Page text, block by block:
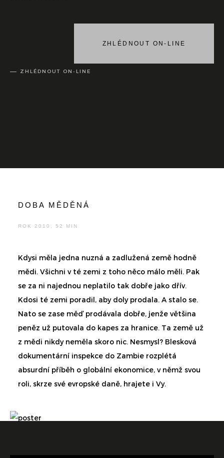
ZHLÉDNOUT ON-LINE
ZHLÉDNOUT ON-LINE
DOBA MĚDĚNÁ
ROK 2010, 52 MIN
Kdysi měla jedna nuzná a zadlužená země hodně
mědi. Všichni v té zemi z toho něco málo měli. Pak
se za ni najednou neplatilo tak dobře jako dřív.
Kdosi té zemi poradil, aby doly prodala. A stalo se.
Nato se zase měď prodávala dobře, jenže většina
peněz už putovala do kapes za hranice. Ta země už
z mědi nikdy neměla skoro nic. Nesmysl? Blesková
dokumentární inspekce do Zambie rozplétá
absurdní příběh o globální ekonomice, v němž svou
roli, skrze své evropské daně, hrajete i Vy.